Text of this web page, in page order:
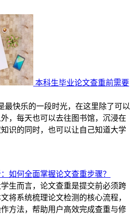
本科生毕业论文查重前需要
最快乐的一段时光，在这里除了可以
，每天也可以去往图书馆，沉浸在
识的同时，也可以让自己知道大学
如何全面掌握论文查重步骤？
生而言，论文查重是提交前必须跨
将系统梳理论文检测的核心流程，
方法，帮助用户高效完成查重与修